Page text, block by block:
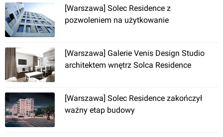
[Kraków] Willa Klonowica
Kraków, Klonowica
[Warszawa] Solec Residence z
pozwoleniem na użytkowanie
[Warszawa] Galerie Venis Design Studio
architektem wnętrz Solca Residence
[Warszawa] Solec Residence zakończył
ważny etap budowy